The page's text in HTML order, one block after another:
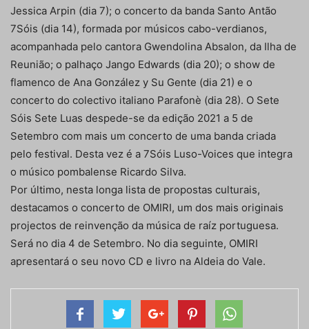
Jessica Arpin (dia 7); o concerto da banda Santo Antão
7Sóis (dia 14), formada por músicos cabo-verdianos,
acompanhada pelo cantora Gwendolina Absalon, da Ilha de
Reunião; o palhaço Jango Edwards (dia 20); o show de
flamenco de Ana González y Su Gente (dia 21) e o
concerto do colectivo italiano Parafonè (dia 28). O Sete
Sóis Sete Luas despede-se da edição 2021 a 5 de
Setembro com mais um concerto de uma banda criada
pelo festival. Desta vez é a 7Sóis Luso-Voices que integra
o músico pombalense Ricardo Silva.
Por último, nesta longa lista de propostas culturais,
destacamos o concerto de OMIRI, um dos mais originais
projectos de reinvenção da música de raíz portuguesa.
Será no dia 4 de Setembro. No dia seguinte, OMIRI
apresentará o seu novo CD e livro na Aldeia do Vale.